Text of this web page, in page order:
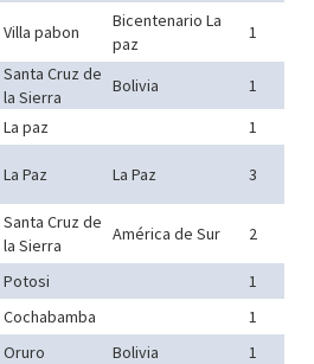
Villa pabon
Bicentenario La
paz
1
Santa Cruz de
la Sierra
Bolivia
1
La paz
1
La Paz La Paz
3
Santa Cruz de
la Sierra
América de Sur
2
Potosi
1
Cochabamba
1
Oruro Bolivia
1